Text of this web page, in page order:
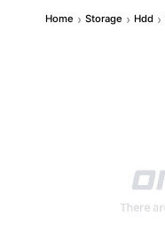
Home › Storage › Hdd ›